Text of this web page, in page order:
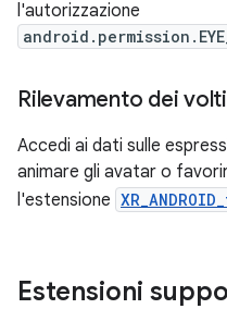
l'autorizzazione
Rilevamento dei volti
Accedi ai dati sulle
animare gli avatar o
l'estensione
Estensioni